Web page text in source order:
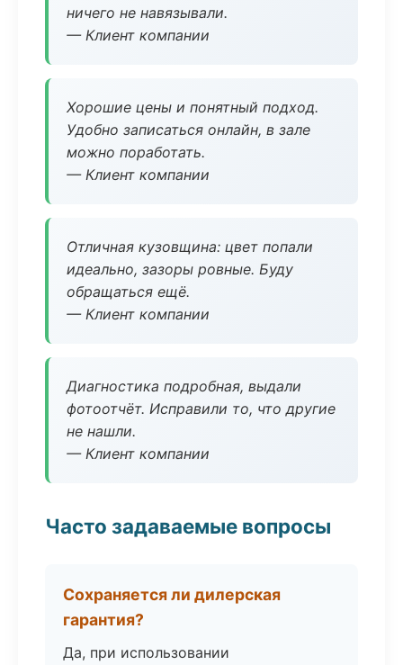
ничего не навязывали.
— Клиент компании
Хорошие цены и понятный подход.
Удобно записаться онлайн, в зале
можно поработать.
— Клиент компании
Отличная кузовщина: цвет попали
идеально, зазоры ровные. Буду
обращаться ещё.
— Клиент компании
Диагностика подробная, выдали
фотоотчёт. Исправили то, что другие
не нашли.
— Клиент компании
Часто задаваемые вопросы
Сохраняется ли дилерская
гарантия?
Да, при использовании